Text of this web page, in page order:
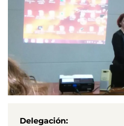
Delegación